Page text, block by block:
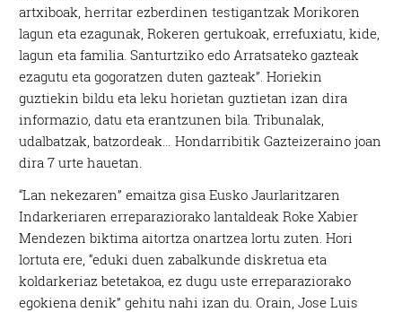
artxiboak, herritar ezberdinen testigantzak Morikoren
lagun eta ezagunak, Rokeren gertukoak, errefuxiatu, kide,
lagun eta familia. Santurtziko edo Arratsateko gazteak
ezagutu eta gogoratzen duten gazteak”. Horiekin
guztiekin bildu eta leku horietan guztietan izan dira
informazio, datu eta erantzunen bila. Tribunalak,
udalbatzak, batzordeak… Hondarribitik Gazteizeraino joan
dira 7 urte hauetan.
“Lan nekezaren” emaitza gisa Eusko Jaurlaritzaren
Indarkeriaren erreparaziorako lantaldeak Roke Xabier
Mendezen biktima aitortza onartzea lortu zuten. Hori
lortuta ere, “eduki duen zabalkunde diskretua eta
koldarkeriaz betetakoa, ez dugu uste erreparaziorako
egokiena denik” gehitu nahi izan du. Orain, Jose Luis